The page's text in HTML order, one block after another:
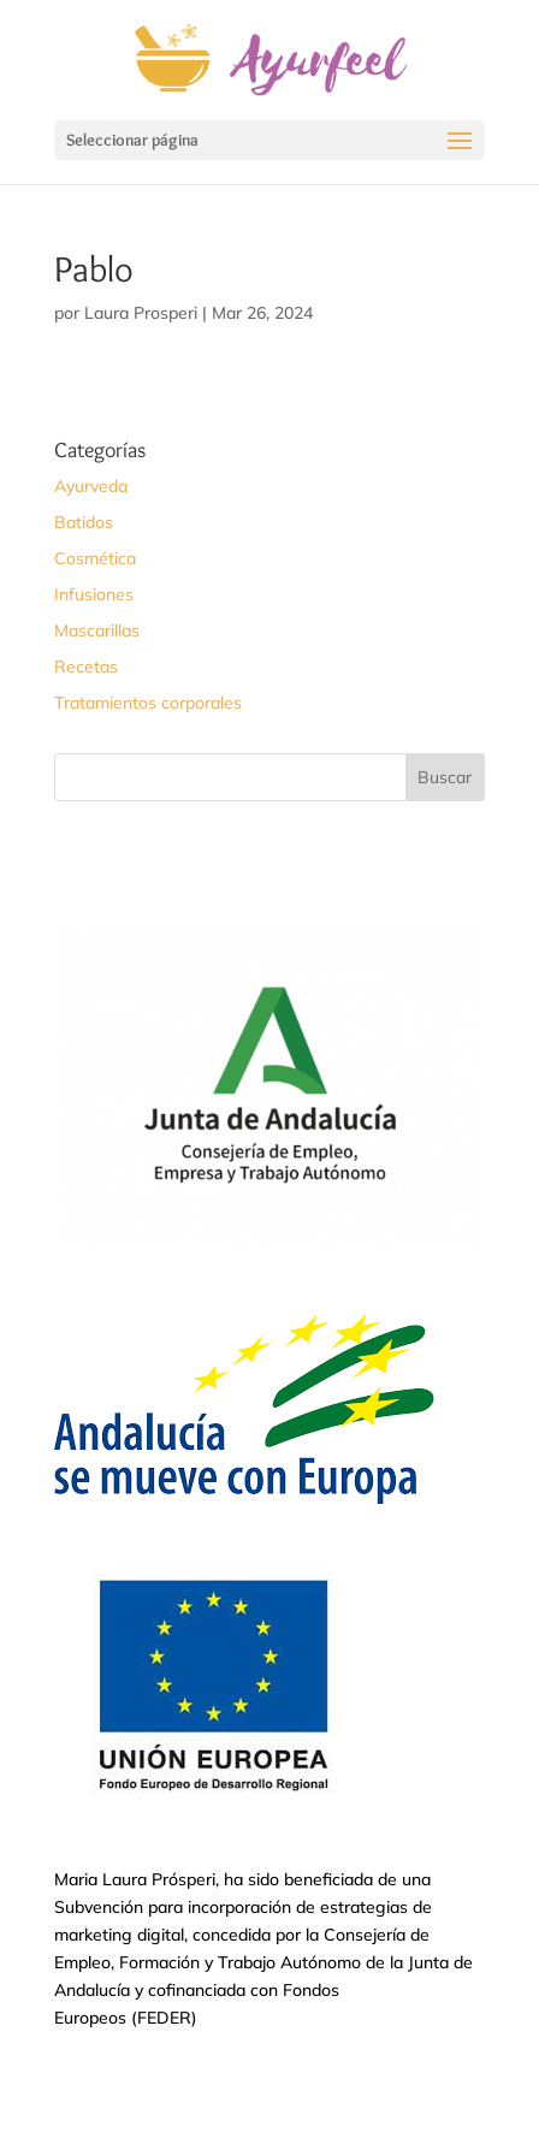
Seleccionar página
Pablo
por Laura Prosperi| Mar 26, 2024
Categorías
Ayurveda
Batidos
Cosmética
Infusiones
Mascarillas
Recetas
Tratamientos corporales
Maria Laura Prósperi, ha sido beneficiada de una
Subvención para incorporación de estrategias de
marketing digital, concedida por la Consejería de
Empleo, Formación y Trabajo Autónomo de la Junta de
Andalucía y cofinanciada con Fondos
Europeos (FEDER)